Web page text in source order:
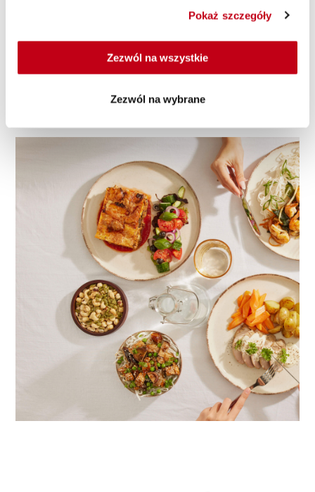
Pokaż szczegóły
Zezwól na wszystkie
Zezwól na wybrane
łatwością znajdziesz potwierdzenie w naszych mediach
społecznościowych. Nasz catering dietetyczny Kraków nie ma
sobie równych w Mieście Królów Polskich!
dietetycznych w Krakowie. Zamów i przekonaj się, jak